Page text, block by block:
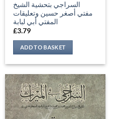
السراجي بتحشية الشيخ
مفتي أصغر حسين وتعليقات
المفتي أبي لبابة
£3.79
ADD TO BASKET